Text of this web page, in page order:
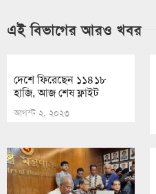
এই বিভাগের আরও খবর
দেশে ফিরেছেন ১১৪১৮
হাজি, আজ শেষ ফ্লাইট
আগস্ট ২, ২০২৩